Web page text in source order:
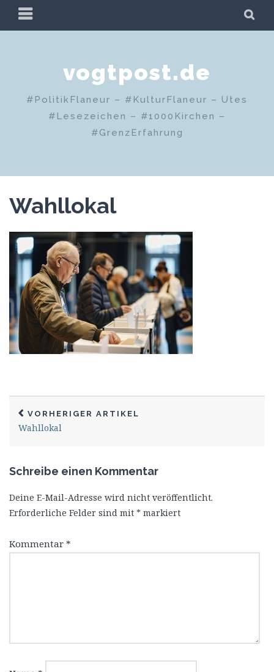
Zum
PRIMÄRES
MENÜ
vogtpost.de
#PolitikFlaneur – #KulturFlaneur – Utes
#Lesezeichen – #1000Kirchen –
#GrenzErfahrung
Wahllokal
VORHERIGER ARTIKEL
Wahllokal
Schreibe einen Kommentar
Deine E-Mail-Adresse wird nicht veröffentlicht.
Erforderliche Felder sind mit * markiert
Kommentar *